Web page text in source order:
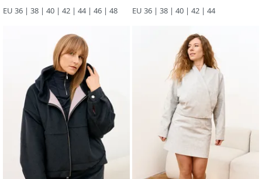
EU 36 | 38 | 40 | 42 | 44 | 46 | 48 EU 36 | 38 | 40 | 42 | 44